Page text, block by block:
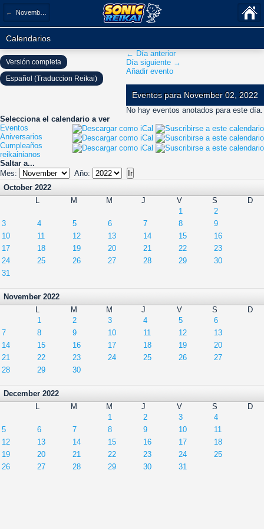
← November 2022
Calendarios
← Día anterior
Día siguiente →
Añadir evento
Eventos para November 02, 2022
No hay eventos anotados para este día.
Selecciona el calendario a ver
Eventos
Aniversarios
Cumpleaños
reikainianos
Saltar a...
Mes:
Año:
October 2022
L
M M J V S
D
1
2
3
4 5 6 7 8
9
10
11 12 13 14 15
16
17
18 19 20 21 22
23
24
25 26 27 28 29
30
31
November 2022
L
M M J V S
D
1
2 3 4 5
6
7
8 9 10 11 12
13
14
15 16 17 18 19
20
21
22 23 24 25 26
27
28
29 30
December 2022
L
M M J V S
D
1
2 3
4
5
6 7 8 9 10
11
12
13 14 15 16 17
18
19
20 21 22 23 24
25
26
27 28 29 30 31
Versión completa
Español (Traduccion Reikai)